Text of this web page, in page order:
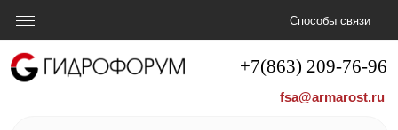
+7(863) 209-76-96
fsa@armarost.ru
Способы связи